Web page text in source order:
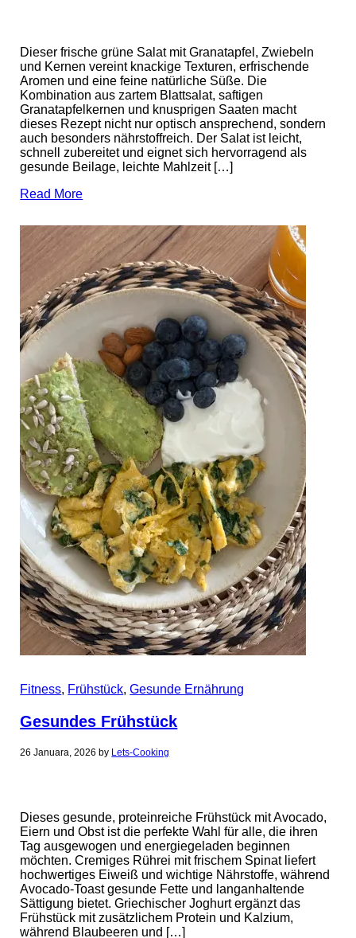
Dieser frische grüne Salat mit Granatapfel, Zwiebeln
und Kernen vereint knackige Texturen, erfrischende
Aromen und eine feine natürliche Süße. Die
Kombination aus zartem Blattsalat, saftigen
Granatapfelkernen und knusprigen Saaten macht
dieses Rezept nicht nur optisch ansprechend, sondern
auch besonders nährstoffreich. Der Salat ist leicht,
schnell zubereitet und eignet sich hervorragend als
gesunde Beilage, leichte Mahlzeit […]
Read More
Fitness, Frühstück,Gesunde Ernährung
Gesundes Frühstück
26 Januara, 2026 by Lets-Cooking
Dieses gesunde, proteinreiche Frühstück mit Avocado,
Eiern und Obst ist die perfekte Wahl für alle, die ihren
Tag ausgewogen und energiegeladen beginnen
möchten. Cremiges Rührei mit frischem Spinat liefert
hochwertiges Eiweiß und wichtige Nährstoffe, während
Avocado-Toast gesunde Fette und langanhaltende
Sättigung bietet. Griechischer Joghurt ergänzt das
Frühstück mit zusätzlichem Protein und Kalzium,
während Blaubeeren und […]